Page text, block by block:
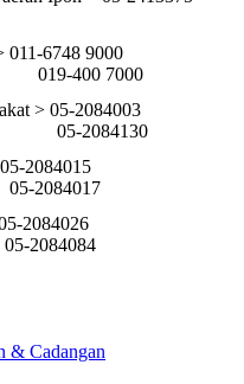
011-6748 9000
7000
> 05-2084003
2084015
2084026
& Cadangan